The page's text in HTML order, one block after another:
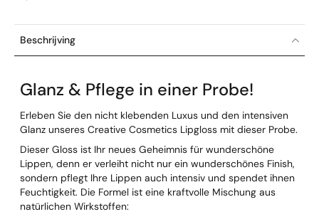
Beschrijving
Glanz & Pflege in einer Probe!
Erleben Sie den nicht klebenden Luxus und den intensiven
Glanz unseres Creative Cosmetics Lipgloss mit dieser Probe.
Dieser Gloss ist Ihr neues Geheimnis für wunderschöne
Lippen, denn er verleiht nicht nur ein wunderschönes Finish,
sondern pflegt Ihre Lippen auch intensiv und spendet ihnen
Feuchtigkeit. Die Formel ist eine kraftvolle Mischung aus
natürlichen Wirkstoffen: